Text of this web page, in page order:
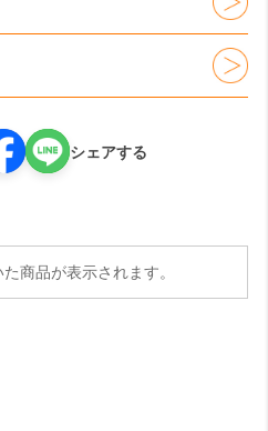
シェアする
商品が表示されます。